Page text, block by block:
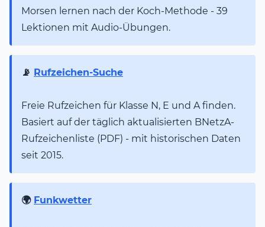
Morsen lernen nach der Koch-Methode - 39
Lektionen mit Audio-Übungen.
📡 Rufzeichen-Suche
Freie Rufzeichen für Klasse N, E und A finden.
Basiert auf der täglich aktualisierten BNetzA-
Rufzeichenliste (PDF) - mit historischen Daten
seit 2015.
🌍 Funkwetter